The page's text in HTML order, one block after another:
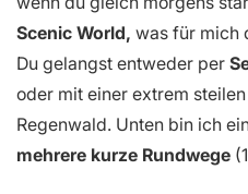
Scenic World, was für mich
Du gelangst entweder per
oder mit einer extrem
Regenwald. Unten bin ich
mehrere kurze Rundwege